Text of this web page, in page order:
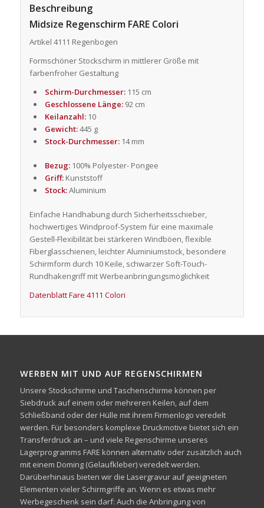
Beschreibung
Midsize Regenschirm FARE Colori
Artikel 4111 Regenbogen
Formschöner Stockschirm in mittlerer Größe mit
farbenfroher Gestaltung
Schirm-Durchmesser:115 cm
Geschlossene Länge:92 cm
Keilanzahl:10
Gewicht:445 g
Stock-Durchmesser: 14 mm
Bezug: 100% Polyester- Pongee
Griff: Kunststoff
Stock:Aluminium
Einfache Handhabung durch Sicherheitsschieber,
hochwertiges Windproof-System für eine maximale
Gestell-Flexibilität bei stärkeren Windböen, flexible
Fiberglasschienen, leichter Aluminiumstock, besondere
Schirmform durch 10 Keile, schwarzer Soft-Touch-
Rundhakengriff mit Werbeanbringungsmöglichkeit
Datenblatt Fare 4111 Colori
WERBEN MIT UND AUF REGENSCHIRMEN
Unsere Stockschirme und Taschenschirme können per
Siebdruck auf einem oder mehreren Keilen, auf dem
Schließband oder der Hülle mit ihrem Firmenlogo veredelt
werden. Für besonders komplexe Druckmotive bietet sich ein
Transferdruck an – und viele Regenschirme unseres
Lagerprogramms FARE können alternativ oder zusätzlich auch
mit einem Doming (Gelaufkleber) veredelt werden.
Darüberhinaus bieten wir die Lasergravur auf geeigneten
Elementen vieler Schirmgriffe an. Wenn es etwas mehr
Werbegeschenk sein darf: Auch die Anbringung von